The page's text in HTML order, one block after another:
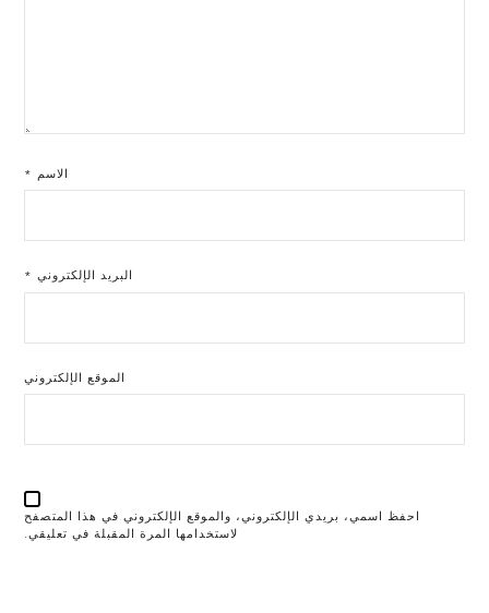
الاسم *
البريد الإلكتروني *
الموقع الإلكتروني
احفظ اسمي، بريدي الإلكتروني، والموقع الإلكتروني في هذا المتصفح
لاستخدامها المرة المقبلة في تعليقي.